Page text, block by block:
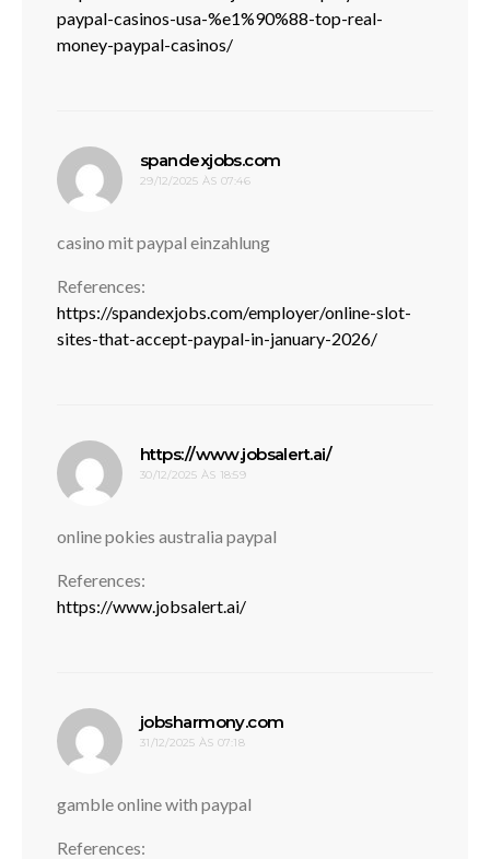
paypal-casinos-usa-%e1%90%88-top-real-
money-paypal-casinos/
spandexjobs.com
29/12/2025 ÀS 07:46
casino mit paypal einzahlung
References:
https://spandexjobs.com/employer/online-slot-
sites-that-accept-paypal-in-january-2026/
https://www.jobsalert.ai/disse:
30/12/2025 ÀS 18:59
online pokies australia paypal
References:
https://www.jobsalert.ai/
jobsharmony.com
31/12/2025 ÀS 07:18
gamble online with paypal
References: